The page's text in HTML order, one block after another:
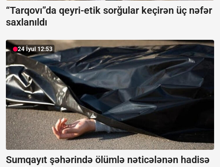
“Tarqovı”da qeyri-etik sorğular keçirən üç nəfər
saxlanıldı
24 İyul 12:53
Sumqayıt şəhərində ölümlə nəticələnən hadisə